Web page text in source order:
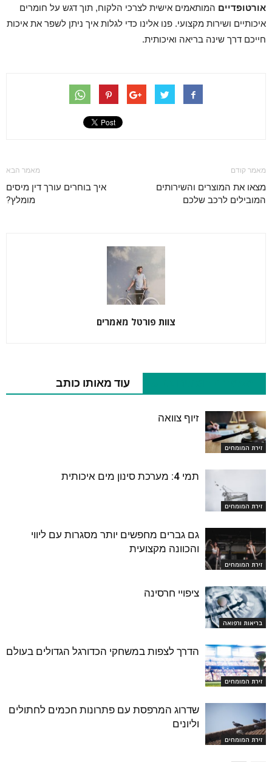
אורטופדיים המותאמים אישית לצרכי הלקוח, תוך דגש על חומרים
איכותיים ושירות מקצועי. פנו אלינו כדי לגלות איך ניתן לשפר את איכות
חייכם דרך שינה בריאה ואיכותית.
מאמר קודם
מצאו את המוצרים והשירותים
המובילים לרכב שלכם
מאמר הבא
איך בוחרים עורך דין מיסים
מומלץ?
צוות פורטל מאמרים
עוד מאותו כותב
זירת המומחים
זיוף צוואה
זירת המומחים
תמי 4: מערכת סינון מים איכותית
זירת המומחים
גם גברים מחפשים יותר מסגרות עם ליווי
והכוונה מקצועית
בריאות ורפואה
ציפויי חרסינה
זירת המומחים
הדרך לצפות במשחקי הכדורגל הגדולים בעולם
זירת המומחים
שדרוג המרפסת עם פתרונות חכמים לחתולים
וליונים